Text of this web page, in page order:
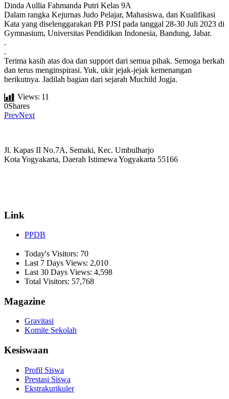
Dinda Aullia Fahmanda Putri Kelas 9A
Dalam rangka Kejurnas Judo Pelajar, Mahasiswa, dan Kualifikasi
Kata yang diselenggarakan PB PJSI pada tanggal 28-30 Juli 2023 di
Gymnasium, Universitas Pendidikan Indonesia, Bandung, Jabar.
.
.
Terima kasih atas doa dan support dari semua pihak. Semoga berkah
dan terus menginspirasi. Yuk, ukir jejak-jejak kemenangan
berikutnya. Jadilah bagian dari sejarah Muchild Jogja.
Views: 11
0Shares
PrevNext
Jl. Kapas II No.7A, Semaki, Kec. Umbulharjo
Kota Yogyakarta, Daerah Istimewa Yogyakarta 55166
Link
PPDB
Today's Visitors: 70
Last 7 Days Views: 2,010
Last 30 Days Views: 4,598
Total Visitors: 57,768
Magazine
Gravitasi
Komite Sekolah
Kesiswaan
Profil Siswa
Prestasi Siswa
Ekstrakurikuler